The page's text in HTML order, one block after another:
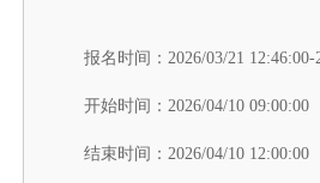
报名时间： 2026/03/21
开始时间： 2026/04/10 09:00:00
结束时间： 2026/04/10 12:00:00